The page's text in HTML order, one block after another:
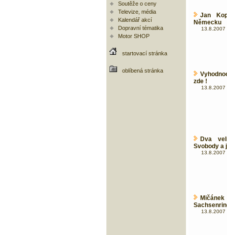
Soutěže o ceny
Televize, média
Kalendář akcí
Dopravní tématika
Motor SHOP
startovací stránka
oblíbená stránka
Jan
Německu
13.8.2007
zde !
13.8.2007
Dva
Svobody a
13.8.2007
13.8.2007